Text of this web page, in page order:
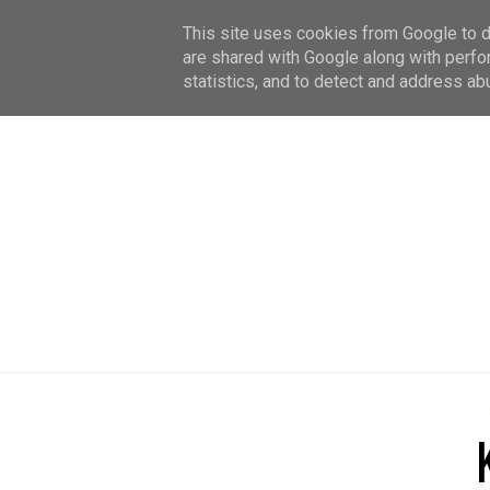
This site uses cookies from Google to
are shared with Google along with
statistics, and to detect and address